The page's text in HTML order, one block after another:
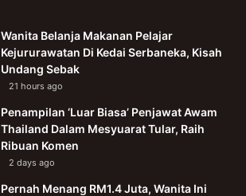
Wanita Belanja Makanan Pelajar
Kejururawatan Di Kedai Serbaneka, Kisah
Undang Sebak
21 hours ago
Penampilan ‘Luar Biasa’ Penjawat Awam
Thailand Dalam Mesyuarat Tular, Raih
Ribuan Komen
2 days ago
Pernah Menang RM1.4 Juta, Wanita Ini